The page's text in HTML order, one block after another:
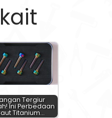
Tergiur
Ini Perbedaan
Titanium…